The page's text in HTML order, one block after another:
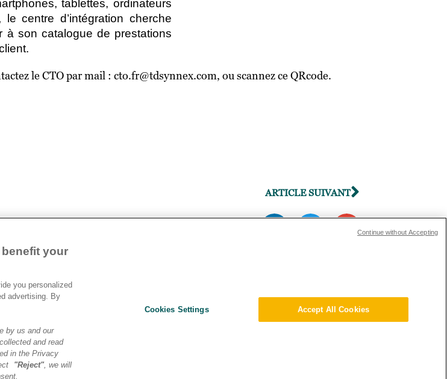
tablettes, ordinateurs
centre d’intégration cherche
à son catalogue de prestations
le CTO par mail : cto.fr@tdsynnex.com, ou scannez ce QRcode.
ARTICLE SUIVANT
Politique Environnementale – RSE
your
you personalized
advertising. By
by us and our
and read
in the Privacy
"Reject", we will
Cookies Settings Accept All Cookies
Continue without Accepting